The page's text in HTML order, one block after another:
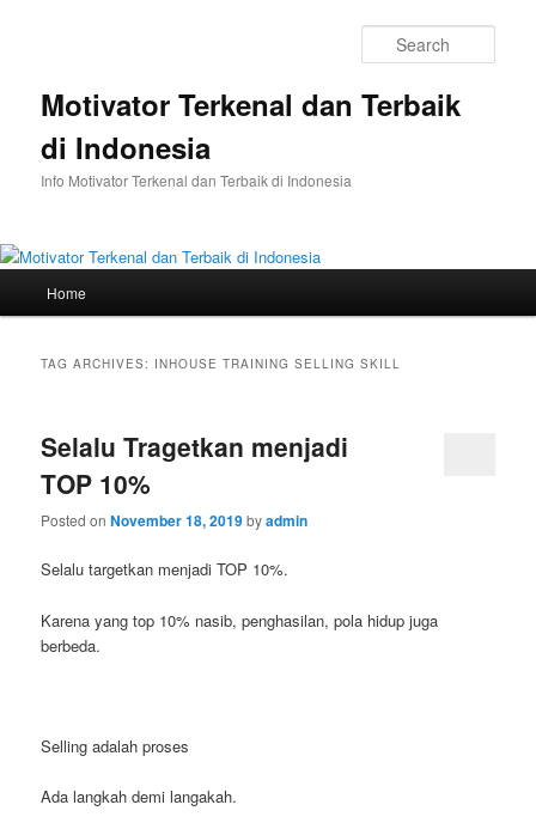
Motivator Terkenal dan Terbaik
di Indonesia
Info Motivator Terkenal dan Terbaik di Indonesia
Home
TAG ARCHIVES: INHOUSE TRAINING SELLING SKILL
Selalu Tragetkan menjadi
TOP 10%
Posted onNovember 18, 2019byadmin
Selalu targetkan menjadi TOP 10%.
Karena yang top 10% nasib, penghasilan, pola hidup juga
berbeda.
Selling adalah proses
Ada langkah demi langakah.